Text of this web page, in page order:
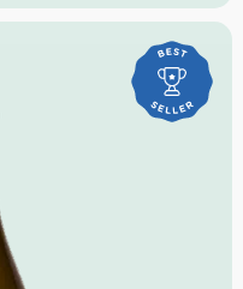
Nuancen